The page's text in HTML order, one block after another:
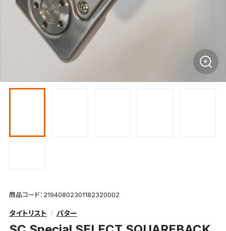
商品コード：21940802301182320002
タイトリスト パター